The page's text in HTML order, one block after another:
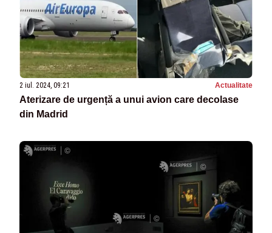
2 iul. 2024, 09:21 Actualitate
Aterizare de urgență a unui avion care decolase
din Madrid